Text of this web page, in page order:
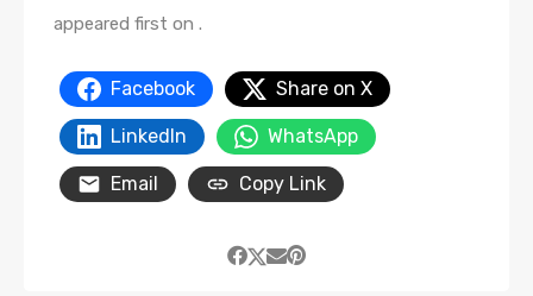
appeared first on .
Facebook Share on X
LinkedIn WhatsApp
Email Copy Link